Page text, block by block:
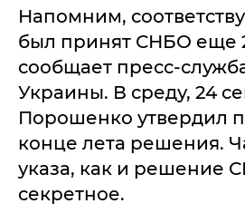
Напомним,
был принят СНБО еще
сообщает пресс-
Украины. В среду, 24
Порошенко утвердил
конце лета решения.
указа, как и решение
секретное.